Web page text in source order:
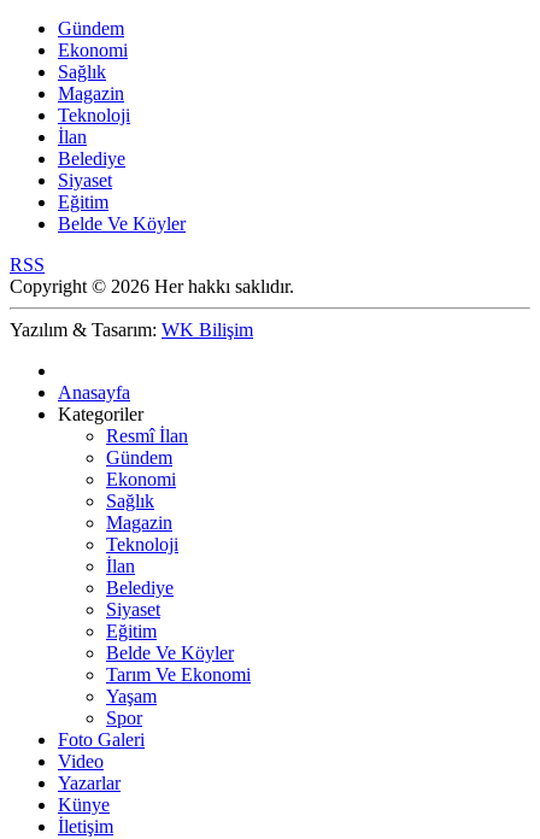
Gündem
Ekonomi
Sağlık
Magazin
Teknoloji
İlan
Belediye
Siyaset
Eğitim
Belde Ve Köyler
RSS
Copyright © 2026 Her hakkı saklıdır.
Yazılım & Tasarım: WK Bilişim
Anasayfa
Kategoriler
Resmî İlan
Gündem
Ekonomi
Sağlık
Magazin
Teknoloji
İlan
Belediye
Siyaset
Eğitim
Belde Ve Köyler
Tarım Ve Ekonomi
Yaşam
Spor
Foto Galeri
Video
Yazarlar
Künye
İletişim